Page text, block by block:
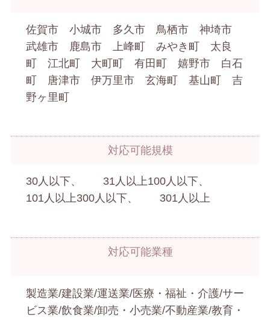
佐賀市 小城市 多久市 鳥栖市 神埼市
武雄市 鹿島市 上峰町 みやき町 太良
町 江北町 大町町 有田町 嬉野市 白石
町 唐津市 伊万里市 玄海町 基山町 吉
野ヶ里町
対応可能規模
30人以下、 31人以上100人以下、
101人以上300人以下、 301人以上
対応可能業種
製造業/建設業/運送業/医療・福祉・介護/サー
ビス業/飲食業/卸売・小売業/不動産業/教育・